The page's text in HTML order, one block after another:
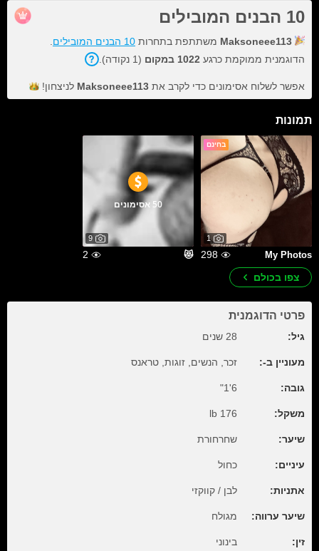
10 הבנים המובילים
Maksoneee113 משתתפת בתחרות 10 הבנים המובילים
הדוגמנית ממוקמת כרגע 1022 במקום (1 נקודה).
אפשר לשלוח אסימונים כדי לקרב את Maksoneee113 לניצחון!
תמונות
בחינם
1
My Photos
298
50 אסימונים
9
😻
2
צפו בכולם
פרטי הדוגמנית
גיל: 28 שנים
מעוניין ב-: זכר, הנשים, זוגות, טראנס
גובה: 6'1"
משקל: 176 lb
שיער: שחרחורת
עיניים: כחול
אתניות: לבן / קווקזי
שיער ערווה: מגולח
זין: בינוני